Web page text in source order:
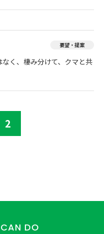
要望・提案
く、棲み分けて、クマと共
2
DO